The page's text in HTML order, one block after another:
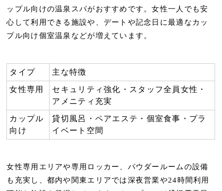
ップル向けの温泉スパがおすすめです。女性一人でも安
心して利用できる施設や、デートや記念日に最適なカッ
プル向け個室温泉などが増えています。
タイプ 主な特徴
女性専用
セキュリティ強化・スタッフ全員女性・
アメニティ充実
カップル
向け
貸切風呂・ペアエステ・個室食事・プラ
イベート空間
女性専用エリアや専用ロッカー、パウダールームの設備
も充実し、都内や関東エリアでは深夜営業や24時間利用